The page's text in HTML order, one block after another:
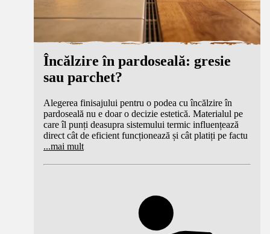
Încălzire în pardoseală: gresie
sau parchet?
Alegerea finisajului pentru o podea cu încălzire în
pardoseală nu e doar o decizie estetică. Materialul pe
care îl punți deasupra sistemului termic influențează
direct cât de eficient funcționează și cât platiți pe factu
...mai mult